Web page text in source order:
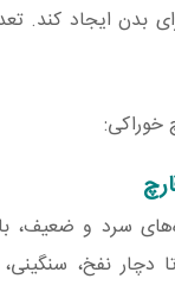
بدن ایجاد کند.
سرد و ضعیف،
نفخ،